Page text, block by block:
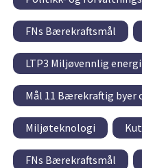
FNs Bærekraftsmål
LTP3 Miljøvennlig
Mål 11 Bærekraftig byer
Miljøteknologi
FNs Bærekraftsmål